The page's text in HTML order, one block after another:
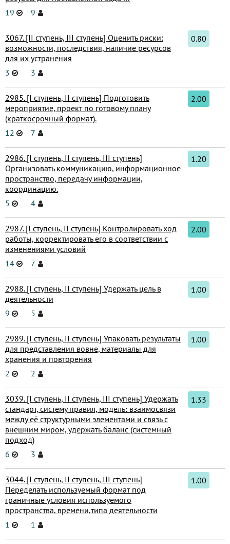
19
9
3067. [II ступень, III ступень] Оценить риски:
возможности, последствия, наличие ресурсов
для их устранения
3
3
0.80
2985. [I ступень, II ступень] Подготовить
мероприятие, проект по готовому плану
(краткосрочный формат).
12
7
2.00
2986. [I ступень, II ступень, III ступень]
Организовать коммуникацию, информационное
пространство, передачу информации,
координацию.
5
4
1.20
2987. [I ступень, II ступень] Контролировать ход
работы, корректировать его в соответствии с
изменениями условий
14
7
2.00
2988. [I ступень, II ступень] Удержать цель в
деятельности
9
5
1.00
2989. [I ступень, II ступень] Упаковать результаты
для представления вовне, материалы для
хранения и повторения
2
2
1.00
3039. [I ступень, II ступень, III ступень] Удержать
стандарт, систему правил, модель: взаимосвязи
между её структурными элементами и связь с
внешним миром, удержать баланс (системный
подход)
6
3
1.33
3044. [I ступень, II ступень, III ступень]
Переделать используемый формат под
граничные условия используемого
пространства, времени,типа деятельности
1
1
1.00